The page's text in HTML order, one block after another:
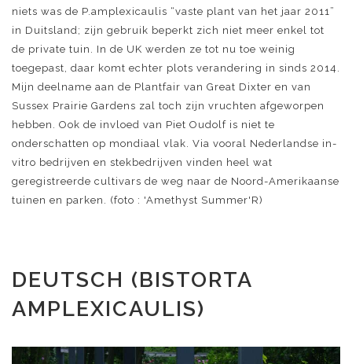
niets was de P.amplexicaulis “vaste plant van het jaar 2011”
in Duitsland; zijn gebruik beperkt zich niet meer enkel tot
de private tuin. In de UK werden ze tot nu toe weinig
toegepast, daar komt echter plots verandering in sinds 2014.
Mijn deelname aan de Plantfair van Great Dixter en van
Sussex Prairie Gardens zal toch zijn vruchten afgeworpen
hebben. Ook de invloed van Piet Oudolf is niet te
onderschatten op mondiaal vlak. Via vooral Nederlandse in-
vitro bedrijven en stekbedrijven vinden heel wat
geregistreerde cultivars de weg naar de Noord-Amerikaanse
tuinen en parken. (foto : 'Amethyst Summer'R)
DEUTSCH (BISTORTA
AMPLEXICAULIS)